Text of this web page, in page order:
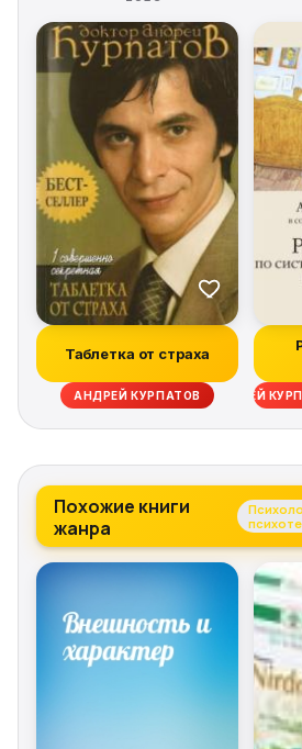
Таблетка от страха
АНДРЕЙ КУРПАТОВ АНДРЕЙ
Похожие книги
жанра